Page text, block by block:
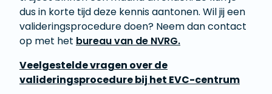
dus in korte tijd deze kennis aantonen. Wil jij een
valideringsprocedure doen? Neem dan contact
op met het bureau van de NVRG.
Veelgestelde vragen over de
valideringsprocedure bij het EVC-centrum